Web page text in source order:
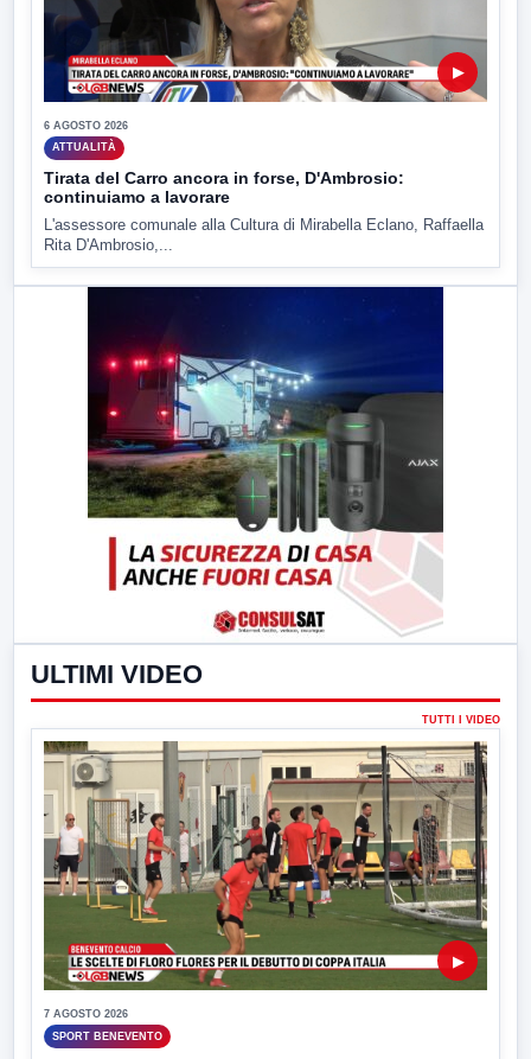
▶
6 AGOSTO 2026
ATTUALITÀ
Tirata del Carro ancora in forse, D'Ambrosio:
continuiamo a lavorare
L'assessore comunale alla Cultura di Mirabella Eclano, Raffaella
Rita D'Ambrosio,...
ULTIMI VIDEO
TUTTI I VIDEO
▶
7 AGOSTO 2026
SPORT BENEVENTO